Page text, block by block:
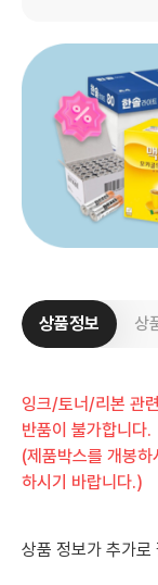
상품정보 상
잉크/토너/리본 관
반품이 불가합니다.
(제품박스를 개봉
하시기 바랍니다.)
상품 정보가 추가로